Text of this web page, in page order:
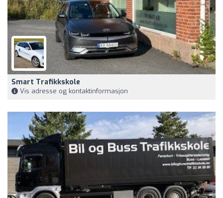
Smart Trafikkskole
Vis adresse og kontaktinformasjon